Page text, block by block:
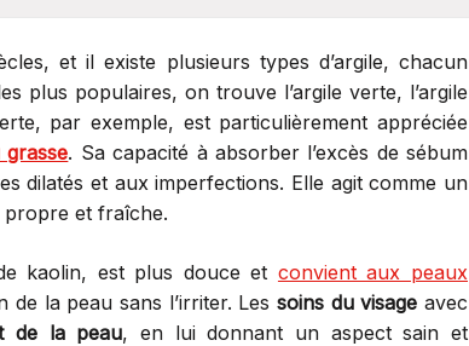
et il existe plusieurs types d’argile, chacun
plus populaires, on trouve l’argile verte, l’argile
par exemple, est particulièrement appréciée
grasse. Sa capacité à absorber l’excès de sébum
dilatés et aux imperfections. Elle agit comme un
propre et fraîche.
kaolin, est plus douce et convient aux peaux
de la peau sans l’irriter. Lessoins du visage avec
de la peau, en lui donnant un aspect sain et